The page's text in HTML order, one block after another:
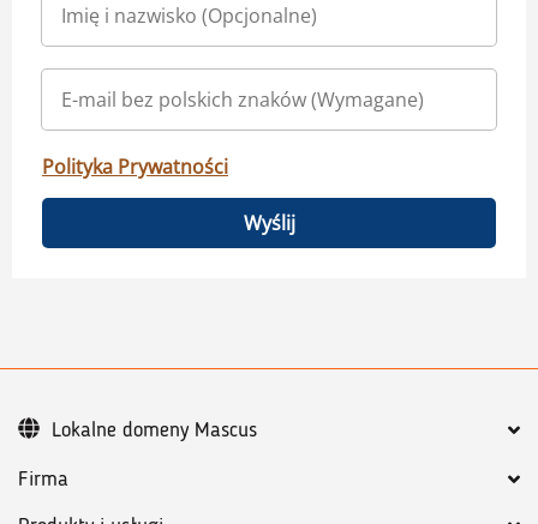
Polityka Prywatności
Wyślij
Firma
Lokalne domeny Mascus